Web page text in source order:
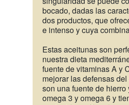
bocado, dadas las
dos productos, que
e intenso y cuya
Estas aceitunas son
nuestra dieta
fuente de vitaminas A y
mejorar las defensas
son una fuente de
omega 3 y omega 6 y